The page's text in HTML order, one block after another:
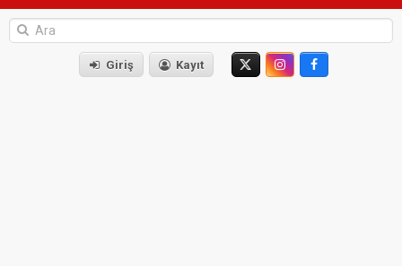
Giriş Kayıt